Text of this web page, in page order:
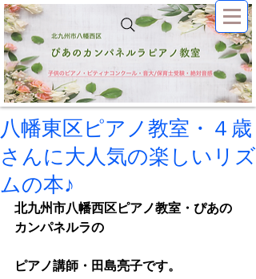
八幡東区ピアノ教室・４歳
さんに大人気の楽しいリズ
ムの本♪
北九州市八幡西区ピアノ教室・ぴあの
カンパネルラの
ピアノ講師・田島亮子です。